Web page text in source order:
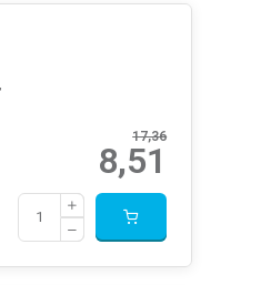
17,36
8,51